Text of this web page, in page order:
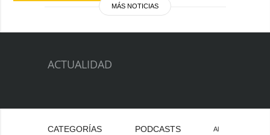
MÁS NOTICIAS
ACTUALIDAD
CATEGORÍAS
PODCASTS
Al